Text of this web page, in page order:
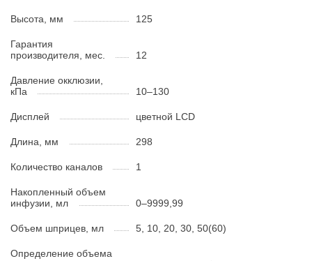
Высота, мм 125
Гарантия
производителя, мес.
12
Давление окклюзии,
кПа
10–130
Дисплей цветной LCD
Длина, мм 298
Количество каналов 1
Накопленный объем
инфузии, мл
0–9999,99
Объем шприцев, мл 5, 10, 20, 30, 50(60)
Определение объема